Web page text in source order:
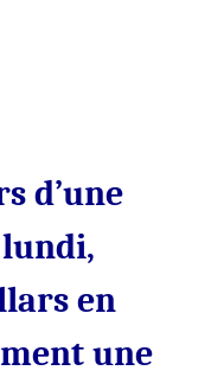
lundi,
effaçant
70
millions
dollars
d’une
en
une